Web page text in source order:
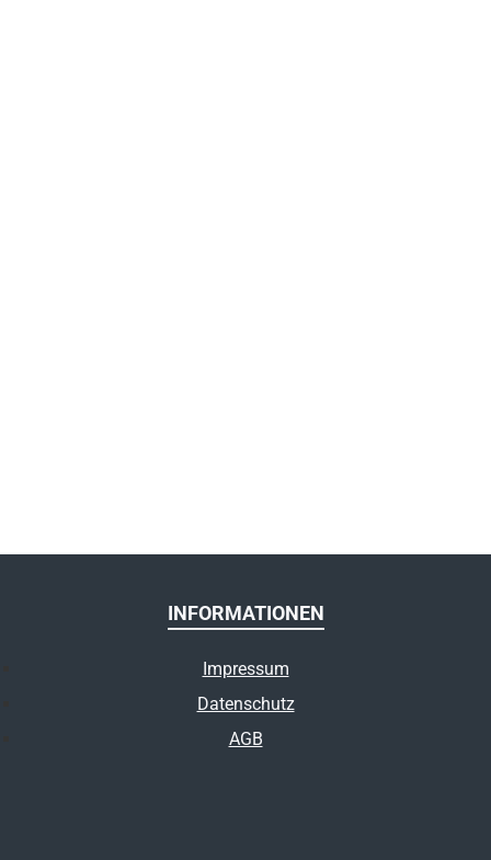
INFORMATIONEN
Impressum
Datenschutz
AGB